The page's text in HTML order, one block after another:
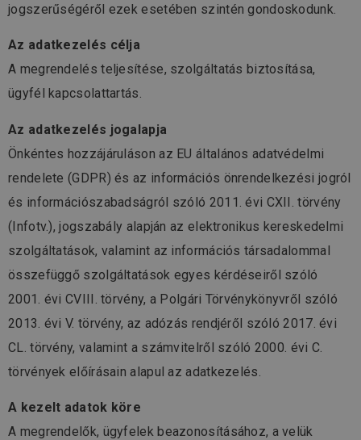
jogszerűségéről ezek esetében szintén gondoskodunk.
Az adatkezelés célja
A megrendelés teljesítése, szolgáltatás biztosítása,
ügyfél kapcsolattartás.
Az adatkezelés jogalapja
Önkéntes hozzájáruláson az EU általános adatvédelmi
rendelete (GDPR) és az információs önrendelkezési jogról
és információszabadságról szóló 2011. évi CXII. törvény
(Infotv.), jogszabály alapján az elektronikus kereskedelmi
szolgáltatások, valamint az információs társadalommal
összefüggő szolgáltatások egyes kérdéseiről szóló
2001. évi CVIII. törvény, a Polgári Törvénykönyvről szóló
2013. évi V. törvény, az adózás rendjéről szóló 2017. évi
CL. törvény, valamint a számvitelről szóló 2000. évi C.
törvények előírásain alapul az adatkezelés.
A kezelt adatok köre
A megrendelők, ügyfelek beazonosításához, a velük